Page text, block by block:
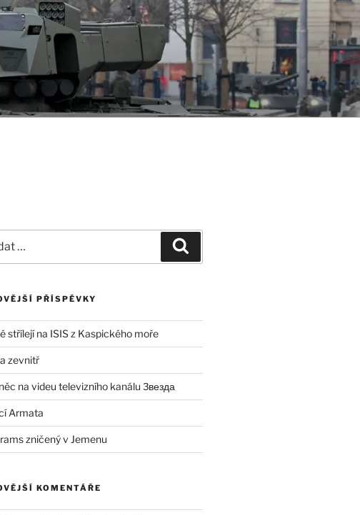
PŘÍSPĚVKY
střílejí na ISIS z Kaspického moře
zevnitř
na videu televizního kanálu Звезда
Armata
zničený v Jemenu
KOMENTÁŘE